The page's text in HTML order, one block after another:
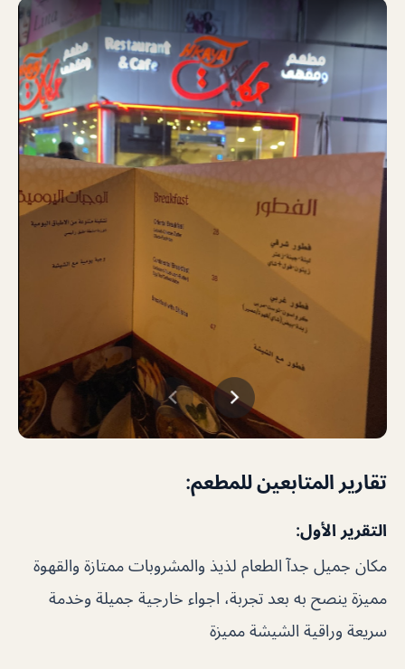
تقارير المتابعين للمطعم:
التقرير الأول:
مكان جميل جدآ الطعام لذيذ والمشروبات ممتازة والقهوة
مميزة ينصح به بعد تجربة، اجواء خارجية جميلة وخدمة
سريعة وراقية الشيشة مميزة